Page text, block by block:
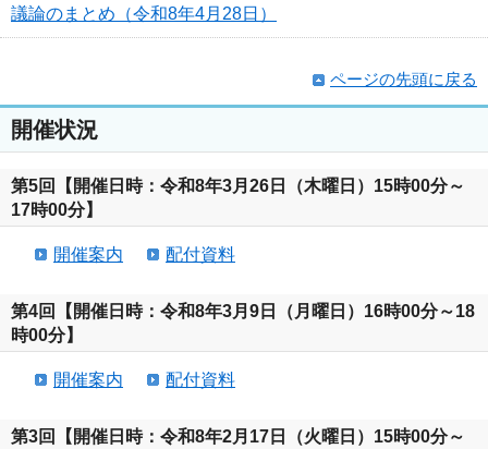
議論のまとめ（令和8年4月28日）
ページの先頭に戻る
開催状況
第5回【開催日時：令和8年3月26日（木曜日）15時00分～
17時00分】
開催案内 配付資料
第4回【開催日時：令和8年3月9日（月曜日）16時00分～18
時00分】
開催案内 配付資料
第3回【開催日時：令和8年2月17日（火曜日）15時00分～